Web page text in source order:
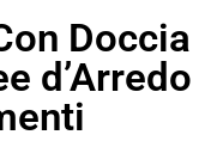
Doccia
d’Arredo